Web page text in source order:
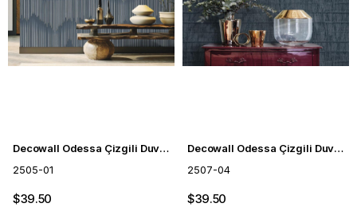
Decowall Odessa Çizgili Duvar Kağıdı 2505-01
2505-01
$39.50
Decowall Odessa Çizgili Duvar Kağıdı 2507-04
2507-04
$39.50